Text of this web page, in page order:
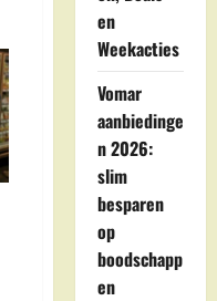
en
Weekacties
Vomar
aanbiedinge
n 2026:
slim
besparen
op
boodschapp
en